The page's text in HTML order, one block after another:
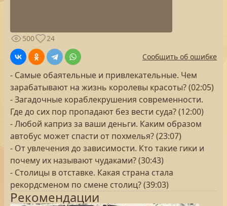
500
24
Сообщить об ошибке
- Самые обаятельные и привлекательные. Чем
зарабатывают на жизнь королевы красоты? (02:05)
- Загадочные кораблекрушения современности.
Где до сих пор пропадают без вести суда? (12:00)
- Любой каприз за ваши деньги. Каким образом
автобус может спасти от похмелья? (23:07)
- От увлечения до зависимости. Кто такие гики и
почему их называют чудаками? (30:43)
- Столицы в отставке. Какая страна стала
рекордсменом по смене столиц? (39:03)
Рекомендации